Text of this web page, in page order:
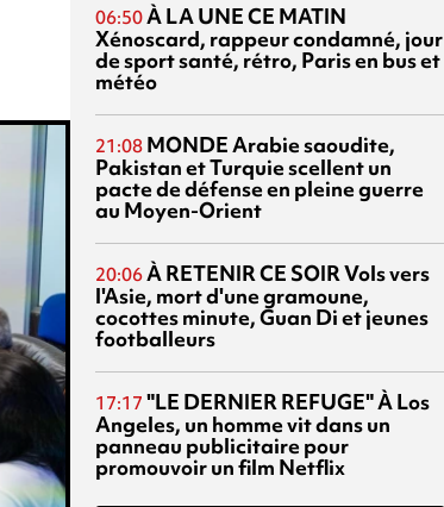
06:50À LA UNE CE MATIN
Xénoscard, rappeur condamné, jour
de sport santé, rétro, Paris en bus et
météo
21:08 MONDEArabie saoudite,
Pakistan et Turquie scellent un
pacte de défense en pleine guerre
au Moyen-Orient
20:06À RETENIR CE SOIRVols vers
l'Asie, mort d'une gramoune,
cocottes minute, Guan Di et jeunes
footballeurs
17:17 "LE DERNIER REFUGE"À Los
Angeles, un homme vit dans un
panneau publicitaire pour
promouvoir un film Netflix